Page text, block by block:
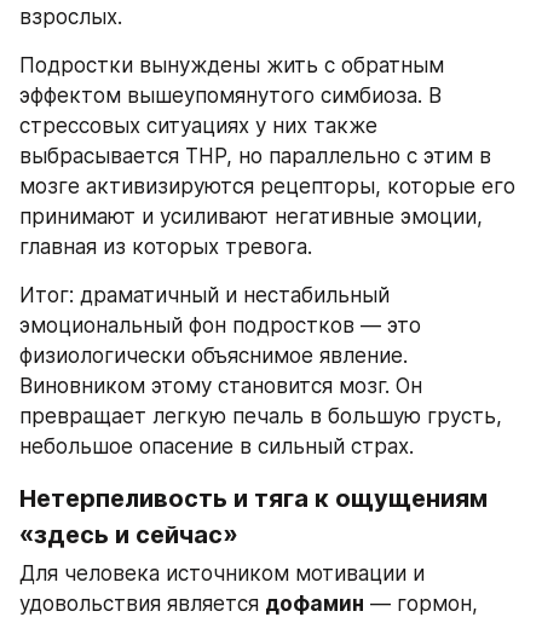
взрослых.
Подростки вынуждены жить с обратным
эффектом вышеупомянутого симбиоза. В
стрессовых ситуациях у них также
выбрасывается ТНР, но параллельно с этим в
мозге активизируются рецепторы, которые его
принимают и усиливают негативные эмоции,
главная из которых тревога.
Итог: драматичный и нестабильный
эмоциональный фон подростков — это
физиологически объяснимое явление.
Виновником этому становится мозг. Он
превращает легкую печаль в большую грусть,
небольшое опасение в сильный страх.
Нетерпеливость и тяга к ощущениям
«здесь и сейчас»
Для человека источником мотивации и
удовольствия является дофамин — гормон,